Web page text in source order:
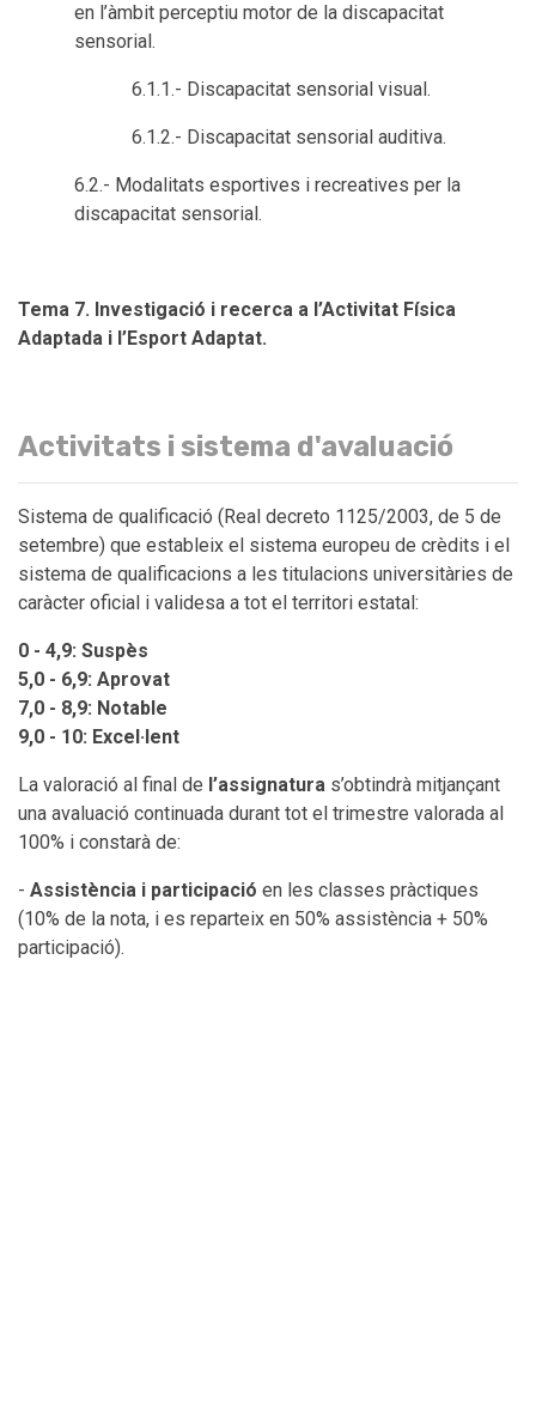
en l’àmbit perceptiu motor de la discapacitat
sensorial.
6.1.1.- Discapacitat sensorial visual.
6.1.2.- Discapacitat sensorial auditiva.
6.2.- Modalitats esportives i recreatives per la
discapacitat sensorial.
Tema 7. Investigació i recerca a l’Activitat Física
Adaptada i l’Esport Adaptat.
Activitats i sistema d'avaluació
Sistema de qualificació (Real decreto 1125/2003, de 5 de
setembre) que estableix el sistema europeu de crèdits i el
sistema de qualificacions a les titulacions universitàries de
caràcter oficial i validesa a tot el territori estatal:
0 - 4,9: Suspès
5,0 - 6,9: Aprovat
7,0 - 8,9: Notable
9,0 - 10: Excel·lent
La valoració al final de l’assignatura s’obtindrà mitjançant
una avaluació continuada durant tot el trimestre valorada al
100% i constarà de:
- Assistència i participació en les classes pràctiques
(10% de la nota, i es reparteix en 50% assistència + 50%
participació).